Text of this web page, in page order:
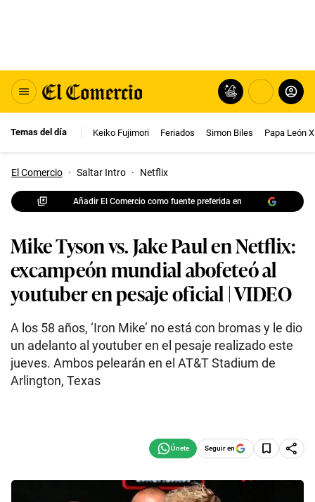
Temas del día Keiko Fujimori Feriados Simon Biles Papa León
El Comercio · Saltar Intro · Netflix
Añadir El Comercio como fuente preferida en
Mike Tyson vs. Jake Paul en Netflix:
excampeón mundial abofeteó al
youtuber en pesaje oficial | VIDEO
A los 58 años, ‘Iron Mike’ no está con bromas y le dio
un adelanto al youtuber en el pesaje realizado este
jueves. Ambos pelearán en el AT&T Stadium de
Arlington, Texas
Seguir en